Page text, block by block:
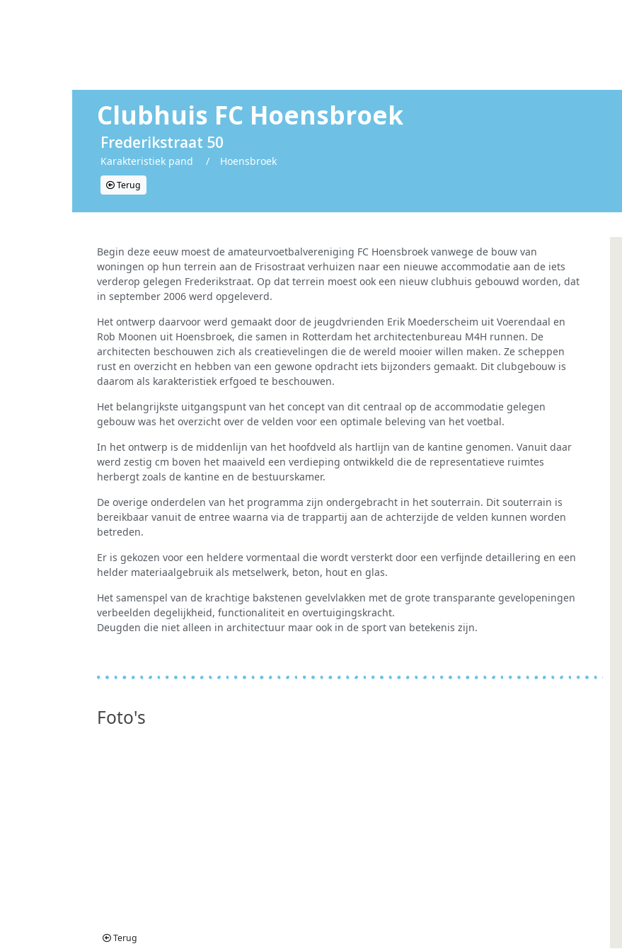
Clubhuis FC Hoensbroek
Frederikstraat 50
Karakteristiek pand / Hoensbroek
Terug
Begin deze eeuw moest de amateurvoetbalvereniging FC Hoensbroek vanwege de bouw van
woningen op hun terrein aan de Frisostraat verhuizen naar een nieuwe accommodatie aan de iets
verderop gelegen Frederikstraat. Op dat terrein moest ook een nieuw clubhuis gebouwd worden, dat
in september 2006 werd opgeleverd.
Het ontwerp daarvoor werd gemaakt door de jeugdvrienden Erik Moederscheim uit Voerendaal en
Rob Moonen uit Hoensbroek, die samen in Rotterdam het architectenbureau M4H runnen. De
architecten beschouwen zich als creatievelingen die de wereld mooier willen maken. Ze scheppen
rust en overzicht en hebben van een gewone opdracht iets bijzonders gemaakt. Dit clubgebouw is
daarom als karakteristiek erfgoed te beschouwen.
Het belangrijkste uitgangspunt van het concept van dit centraal op de accommodatie gelegen
gebouw was het overzicht over de velden voor een optimale beleving van het voetbal.
In het ontwerp is de midden­lijn van het hoofdveld als hartlijn van de kantine genomen. Vanuit daar
werd zestig cm boven het maaiveld een verdieping ontwikkeld die de representatieve ruimtes
herbergt zoals de kantine en de bestuurskamer.
De overige onderdelen van het programma zijn ondergebracht in het souterrain. Dit souterrain is
bereikbaar vanuit de entree waarna via de trappartij aan de achterzijde de velden kunnen worden
betreden.
Er is gekozen voor een heldere vormentaal die wordt versterkt door een verfijnde detaillering en een
helder materiaalgebruik als metselwerk, beton, hout en glas.
Het samenspel van de krachtige bakstenen gevel­vlakken met de grote transparante gevelopeningen
verbeelden degelijkheid, functionaliteit en overtuigings­kracht.
Deugden die niet alleen in architectuur maar ook in de sport van betekenis zijn.
Foto's
Terug